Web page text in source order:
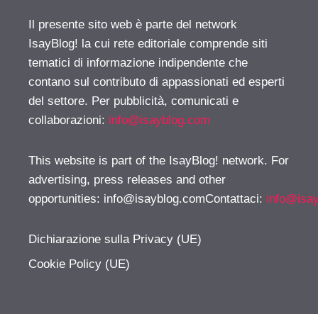
Il presente sito web è parte del network
IsayBlog! la cui rete editoriale comprende siti
tematici di informazione indipendente che
contano sul contributo di appassionati ed esperti
del settore. Per pubblicità, comunicati e
collaborazioni: info@isayblog.com
This website is part of the IsayBlog! network. For
advertising, press releases and other
opportunities: info@isayblog.comContattaci:
Dichiarazione sulla Privacy (UE)
Cookie Policy (UE)